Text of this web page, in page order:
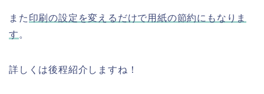
また 印刷の設定を変えるだけで用紙の節約にもなりま
す 。
詳しくは後程紹介しますね！